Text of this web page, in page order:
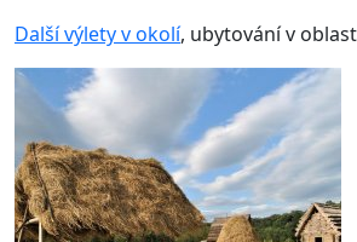
Další výlety v okolí, ubytování v